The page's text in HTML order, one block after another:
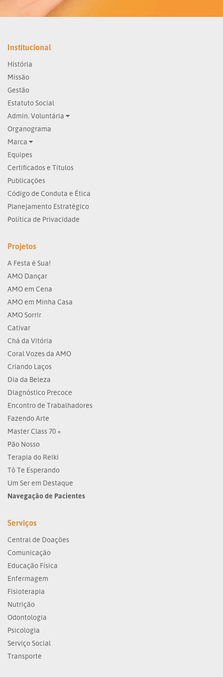
Institucional
História
Missão
Gestão
Estatuto Social
Admin. Voluntária
Organograma
Marca
Equipes
Certificados e Títulos
Publicações
Código de Conduta e Ética
Planejamento Estratégico
Política de Privacidade
Projetos
A Festa é Sua!
AMO Dançar
AMO em Cena
AMO em Minha Casa
AMO Sorrir
Cativar
Chá da Vitória
Coral Vozes da AMO
Criando Laços
Dia da Beleza
Diagnóstico Precoce
Encontro de Trabalhadores
Fazendo Arte
Master Class 70 +
Pão Nosso
Terapia do Reiki
Tô Te Esperando
Um Ser em Destaque
Navegação de Pacientes
Serviços
Central de Doações
Comunicação
Educação Física
Enfermagem
Fisioterapia
Nutrição
Odontologia
Psicologia
Serviço Social
Transporte